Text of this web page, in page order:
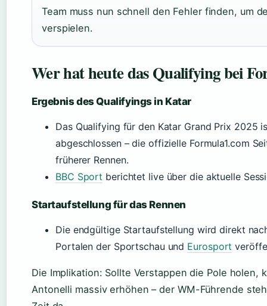
Team muss nun schnell den Fehler finden, um
verspielen.
Wer hat heute das Qualifying bei
Ergebnis des Qualifyings in Katar
Das Qualifying für den Katar Grand Prix 2025
abgeschlossen – die offizielle Formula1.com
früherer Rennen.
BBC Sport berichtet live über die aktuelle
Startaufstellung für das Rennen
Die endgültige Startaufstellung wird direkt
Portalen der Sportschau und Eurosport
Die Implikation: Sollte Verstappen die Pole holen,
Antonelli massiv erhöhen – der WM-Führende